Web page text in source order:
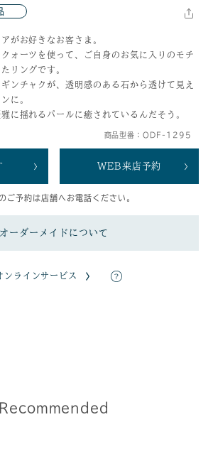
がお好きなお客さま。
ォーツを使って、ご自身のお気に入りのモチ
リングです。
ンチャクが、透明感のある石から透けて見え
に。
に揺れるパールに癒されているんだそう。
商品型番：ODF-1295
WEB来店予約
ご予約は店舗へお電話ください。
オーダーメイドについて
ンラインサービス
Recommended